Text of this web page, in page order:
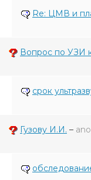
Re: ЦМВ и
Вопрос по УЗИ
срок
Гузову И.И. –